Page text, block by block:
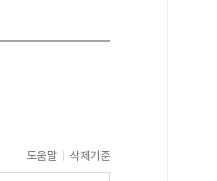
도움말 삭제기준